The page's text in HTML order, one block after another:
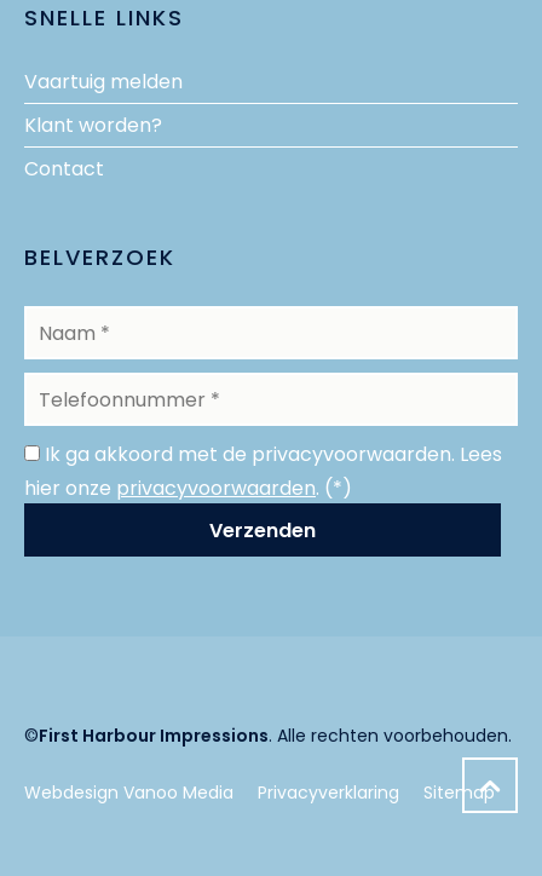
SNELLE LINKS
Vaartuig melden
Klant worden?
Contact
BELVERZOEK
Ik ga akkoord met de privacyvoorwaarden. Lees
hier onze privacyvoorwaarden. (*)
©First Harbour Impressions. Alle rechten voorbehouden.
Webdesign Vanoo Media Privacyverklaring Sitemap